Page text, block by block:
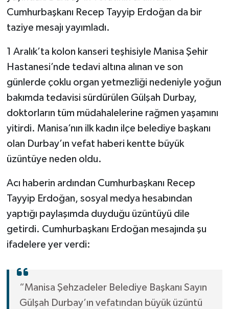
Cumhurbaşkanı Recep Tayyip Erdoğan da bir
taziye mesajı yayımladı.
1 Aralık’ta kolon kanseri teşhisiyle Manisa Şehir
Hastanesi’nde tedavi altına alınan ve son
günlerde çoklu organ yetmezliği nedeniyle yoğun
bakımda tedavisi sürdürülen Gülşah Durbay,
doktorların tüm müdahalelerine rağmen yaşamını
yitirdi. Manisa’nın ilk kadın ilçe belediye başkanı
olan Durbay’ın vefat haberi kentte büyük
üzüntüye neden oldu.
Acı haberin ardından Cumhurbaşkanı Recep
Tayyip Erdoğan, sosyal medya hesabından
yaptığı paylaşımda duyduğu üzüntüyü dile
getirdi. Cumhurbaşkanı Erdoğan mesajında şu
ifadelere yer verdi:
“Manisa Şehzadeler Belediye Başkanı Sayın
Gülşah Durbay’ın vefatından büyük üzüntü